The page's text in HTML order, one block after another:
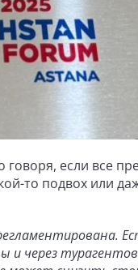
если все
то подвох или
и через